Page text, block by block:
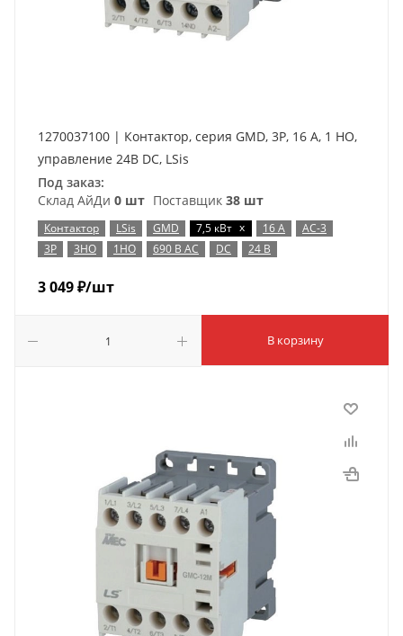
1270037100 | Контактор, серия GMD, 3P, 16 А, 1 НО,
управление 24В DC, LSis
Под заказ:
Склад АйДи 0 шт Поставщик 38 шт
Контактор LSis GMD 7,5 кВт x 16 А
AC-3
3P
3НО 1НО 690 В AC DC 24 В
3 049₽/шт
В корзину